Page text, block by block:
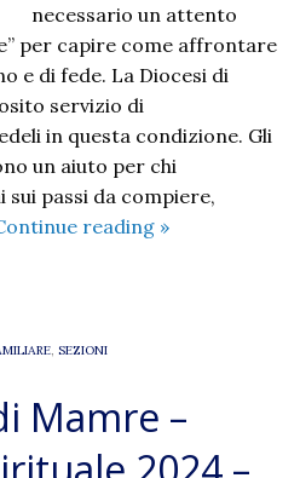
necessario un attento
per capire come affrontare
e di fede. La Diocesi di
servizio di
in questa condizione. Gli
un aiuto per chi
passi da compiere,
reading Cammini
»
, SEZIONI
Mamre –